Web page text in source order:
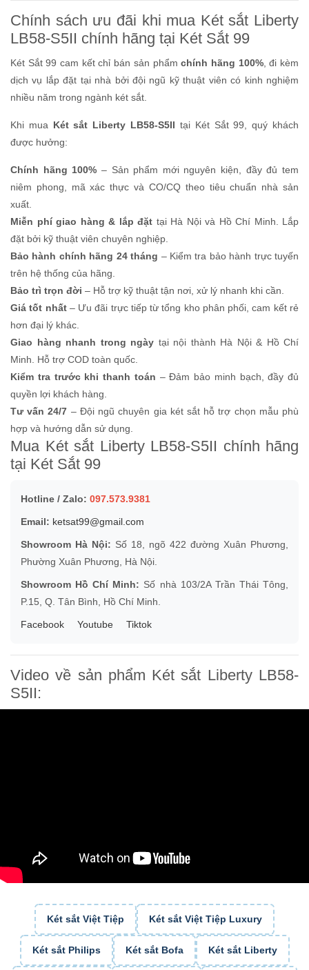
Chính sách ưu đãi khi mua Két sắt Liberty
LB58-S5II chính hãng tại Két Sắt 99
Két Sắt 99 cam kết chỉ bán sản phẩmchính hãng 100%, đi kèm
dịch vụ lắp đặt tại nhà bởi đội ngũ kỹ thuật viên có kinh nghiệm
nhiều năm trong ngành két sắt.
Khi mua Két sắt Liberty LB58-S5II tại Két Sắt 99, quý khách
được hưởng:
Chính hãng 100% – Sản phẩm mới nguyên kiện, đầy đủ tem
niêm phong, mã xác thực và CO/CQ theo tiêu chuẩn nhà sản
xuất.
Miễn phí giao hàng & lắp đặt tại Hà Nội và Hồ Chí Minh. Lắp
đặt bởi kỹ thuật viên chuyên nghiệp.
Bảo hành chính hãng 24 tháng – Kiểm tra bảo hành trực tuyến
trên hệ thống của hãng.
Bảo trì trọn đời – Hỗ trợ kỹ thuật tận nơi, xử lý nhanh khi cần.
Giá tốt nhất– Ưu đãi trực tiếp từ tổng kho phân phối, cam kết rẻ
hơn đại lý khác.
Giao hàng nhanh trong ngày tại nội thành Hà Nội & Hồ Chí
Minh. Hỗ trợ COD toàn quốc.
Kiểm tra trước khi thanh toán – Đảm bảo minh bạch, đầy đủ
quyền lợi khách hàng.
Tư vấn 24/7 – Đội ngũ chuyên gia két sắt hỗ trợ chọn mẫu phù
hợp và hướng dẫn sử dụng.
Mua Két sắt Liberty LB58-S5II chính hãng
tại Két Sắt 99
Hotline / Zalo: 097.573.9381
Email: ketsat99@gmail.com
Showroom Hà Nội: Số 18, ngõ 422 đường Xuân Phương,
Phường Xuân Phương, Hà Nội.
Showroom Hồ Chí Minh: Số nhà 103/2A Trần Thái Tông,
P.15, Q. Tân Bình, Hồ Chí Minh.
Facebook Youtube Tiktok
Video về sản phẩm Két sắt Liberty LB58-
S5II:
Két sắt Việt Tiệp Két sắt Việt Tiệp Luxury
Két sắt Philips Két sắt Bofa Két sắt Liberty